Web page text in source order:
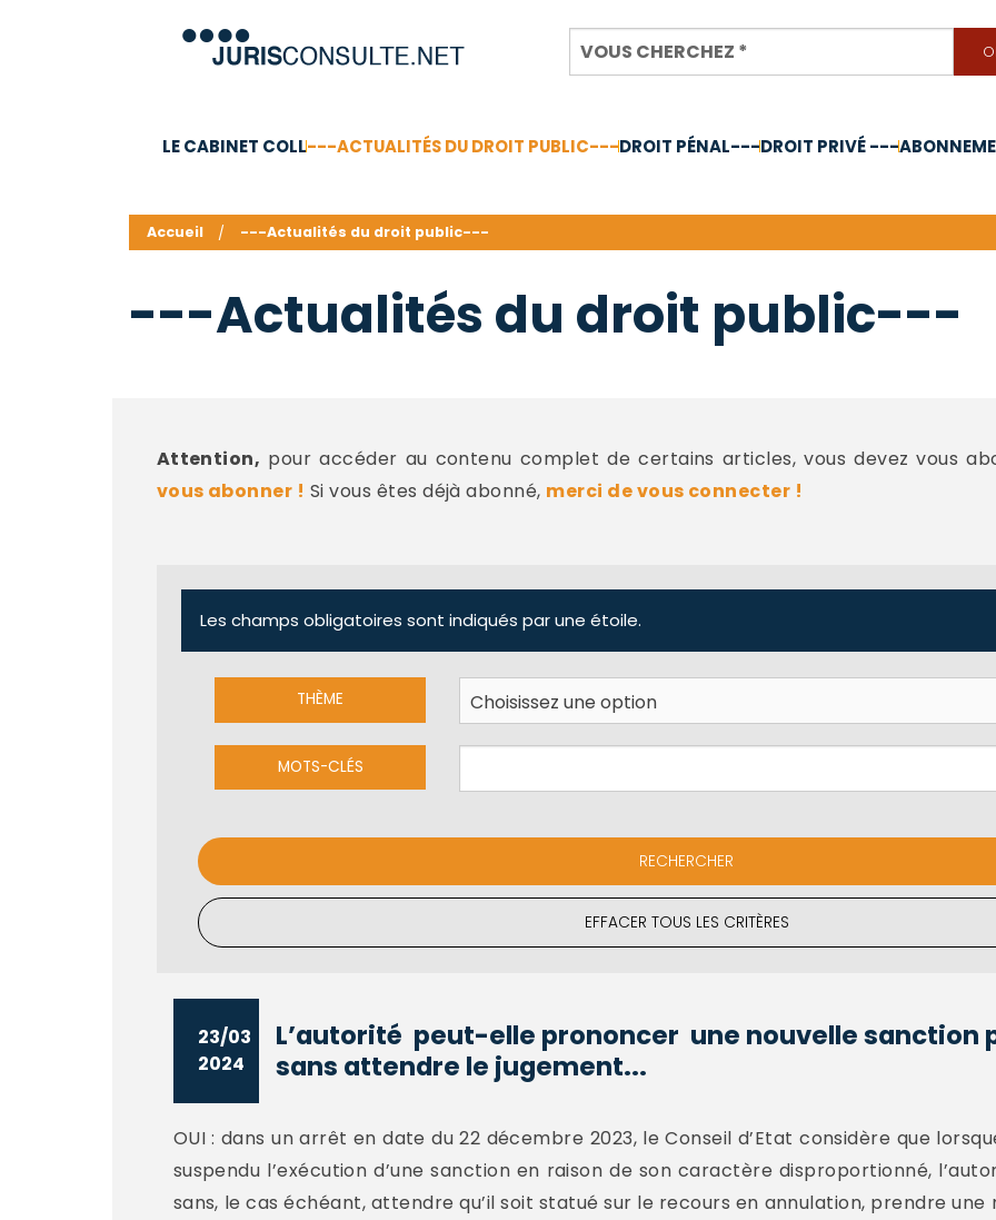
LE CABINET COLL---ACTUALITÉS DU DROIT PUBLIC---DROIT PÉNAL---DROIT PRIVÉ ---
Accueil ---Actualités du droit public---
---Actualités du droit public---
Attention, pour accéder au contenu complet de certains articles, vous devez vous
vous abonner ! Si vous êtes déjà abonné, merci de vous connecter !
Les champs obligatoires sont indiqués par une étoile.
THÈME
MOTS-CLÉS
EFFACER TOUS LES CRITÈRES
23/03
2024
L’autorité peut-elle prononcer une nouvelle sanction
sans attendre le jugement...
OUI : dans un arrêt en date du 22 décembre 2023, le Conseil d’Etat considère que
suspendu l’exécution d’une sanction en raison de son caractère disproportionné,
sans, le cas échéant, attendre qu’il soit statué sur le recours en annulation, prendre une